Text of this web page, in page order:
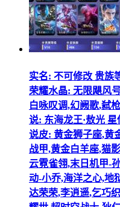
实名: 不可修改 贵族
荣耀水晶: 无限飓风
白咏叹调,幻阙歌,弑
说: 东海龙王·敖光
说皮: 黄金狮子座,黄
战甲,黄金白羊座,猫
云霓雀翎,末日机甲-
动-小乔,海洋之心,地
达荣荣,李逍遥,乞巧